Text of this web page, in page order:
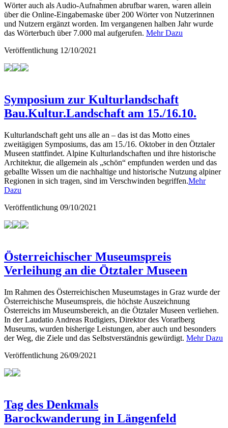
Wörter auch als Audio-Aufnahmen abrufbar waren, waren allein
über die Online-Eingabemaske über 200 Wörter von Nutzerinnen
und Nutzern ergänzt worden. Im vergangenen halben Jahr wurde
das Wörterbuch über 7.000 mal aufgerufen. Mehr Dazu
Veröffentlichung 12/10/2021
Symposium zur Kulturlandschaft
Bau.Kultur.Landschaft am 15./16.10.
Kulturlandschaft geht uns alle an – das ist das Motto eines
zweitägigen Symposiums, das am 15./16. Oktober in den Ötztaler
Museen stattfindet. Alpine Kulturlandschaften und ihre historische
Architektur, die allgemein als „schön“ empfunden werden und das
geballte Wissen um die nachhaltige und historische Nutzung alpiner
Regionen in sich tragen, sind im Verschwinden begriffen.Mehr
Dazu
Veröffentlichung 09/10/2021
Österreichischer Museumspreis
Verleihung an die Ötztaler Museen
Im Rahmen des Österreichischen Museumstages in Graz wurde der
Österreichische Museumspreis, die höchste Auszeichnung
Österreichs im Museumsbereich, an die Ötztaler Museen verliehen.
In der Laudatio Andreas Rudigiers, Direktor des Vorarlberg
Museums, wurden bisherige Leistungen, aber auch und besonders
der Weg, die Ziele und das Selbstverständnis gewürdigt. Mehr Dazu
Veröffentlichung 26/09/2021
Tag des Denkmals
Barockwanderung in Längenfeld